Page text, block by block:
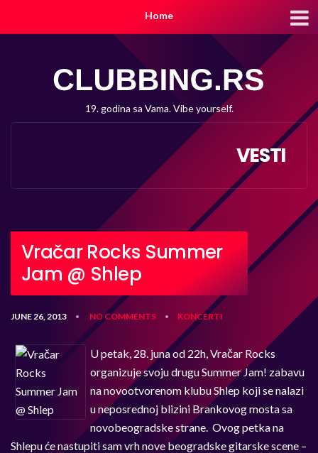
Home
19. godina sa Vama. Vibe yourself.
VESTI
Vračar Rocks Summer
Jam @ Shlep
JUNE 26, 2013 • NO COMMENTS • KONCERTI
U petak, 28. juna od 22h, Vračar Rocks
organizuje svoju drugu Summer Jam! zabavu
na novootvorenom klubu Shlep koji se nalazi
u neposrednoj blizini Brankovog mosta sa
novobeogradske strane. Ovog petka na
Shlepu će nastupiti sam vrh nove beogradske gitarske scene –